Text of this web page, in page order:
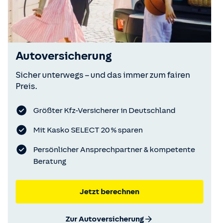
Autoversicherung
Sicher unterwegs – und das immer zum fairen
Preis.
Größter Kfz-Versicherer in Deutschland
Mit Kasko SELECT 20 % sparen
Persönlicher Ansprechpartner & kompetente
Beratung
Jetzt berechnen
Zur Autoversicherung